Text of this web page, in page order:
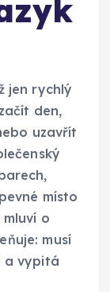
jen rychlý
den,
uzavřít
místo
o
musí
a vypitá